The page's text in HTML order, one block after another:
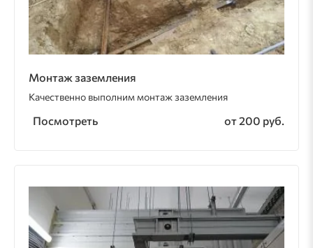
Монтаж заземления
Качественно выполним монтаж заземления
Посмотреть от 200 руб.